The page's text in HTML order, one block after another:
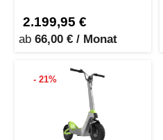
2.199,95 €
ab 66,00 € / Monat
- 21%